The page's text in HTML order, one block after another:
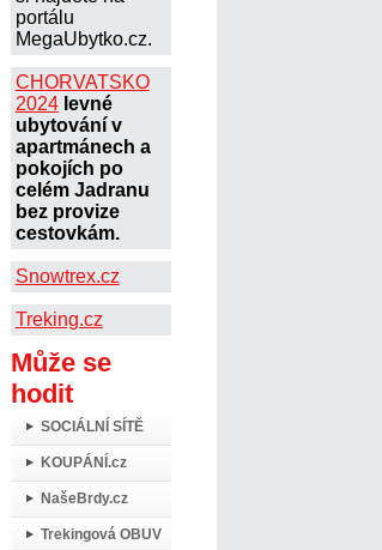
portálu
MegaUbytko.cz.
CHORVATSKO
2024 levné
ubytování v
apartmánech a
pokojích po
celém Jadranu
bez provize
cestovkám.
Snowtrex.cz
Treking.cz
Může se
hodit
SOCIÁLNÍ SÍTĚ
KOUPÁNÍ.cz
NašeBrdy.cz
Trekingová OBUV